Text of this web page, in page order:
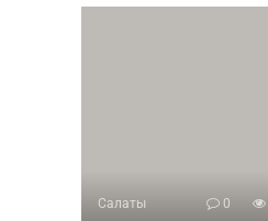
Салаты 0